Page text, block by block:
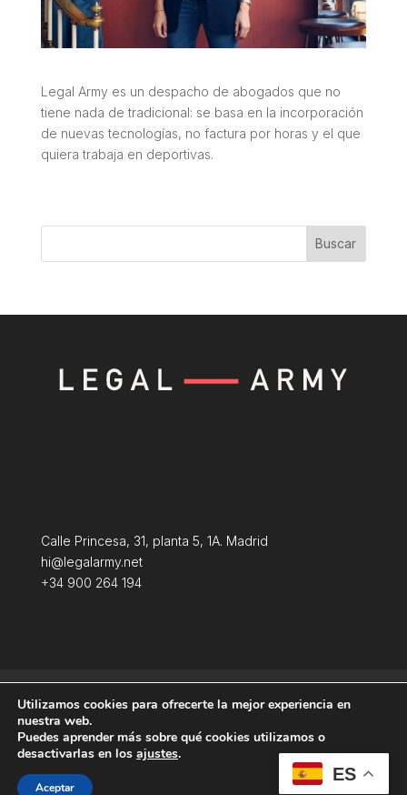
Legal Army es un despacho de abogados que no
tiene nada de tradicional: se basa en la incorporación
de nuevas tecnologías, no factura por horas y el que
quiera trabaja en deportivas.
Buscar
Calle Princesa, 31, planta 5, 1A. Madrid
hi@legalarmy.net
+34 900 264 194
Política de Cookies
ES
Utilizamos cookies para ofrecerte la mejor experiencia en
nuestra web.
Puedes aprender más sobre qué cookies utilizamos o
desactivarlas en los ajustes.
Aceptar